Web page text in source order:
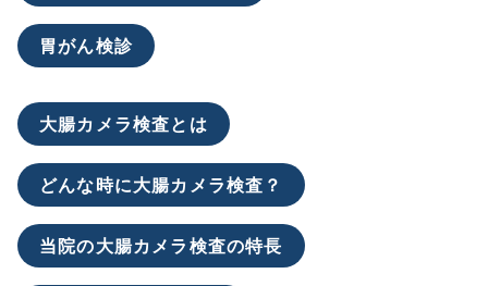
胃がん検診
大腸カメラ検査とは
どんな時に大腸カメラ検査？
当院の大腸カメラ検査の特長